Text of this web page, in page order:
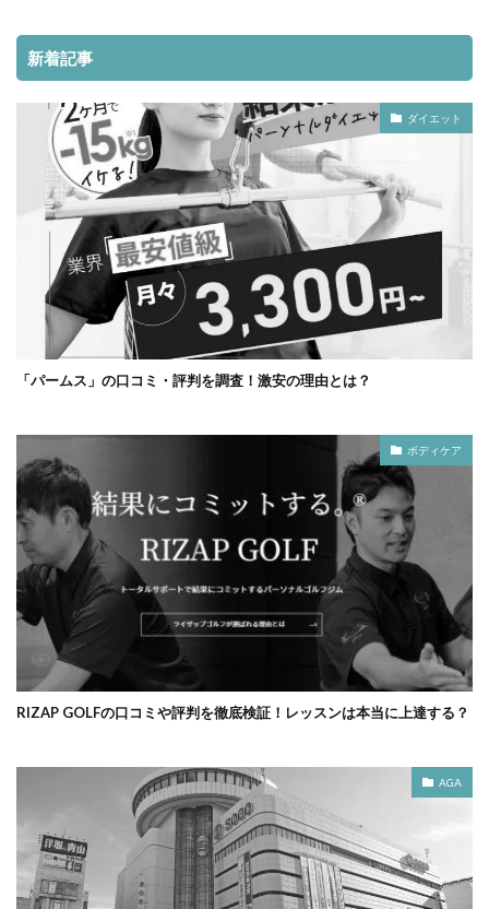
新着記事
ダイエット
「パームス」の口コミ・評判を調査！激安の理由とは？
ボディケア
RIZAP GOLFの口コミや評判を徹底検証！レッスンは本当に上達する？
AGA